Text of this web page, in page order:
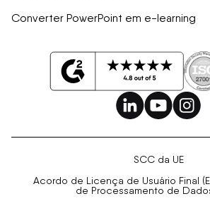
Converter PowerPoint em e-learning
SCC da UE
Acordo de Licença de Usuário Final
de Processamento de